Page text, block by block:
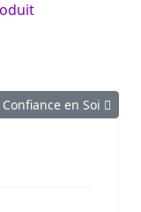
Article suivant :
Confiance en Soi